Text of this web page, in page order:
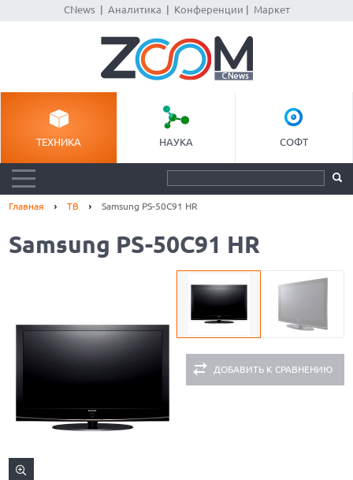
CNews| Аналитика Конференции Маркет
ТЕХНИКА НАУКА СОФТ
Главная ТВ Samsung PS-50C91 HR
Samsung PS-50C91 HR
ДОБАВИТЬ К СРАВНЕНИЮ